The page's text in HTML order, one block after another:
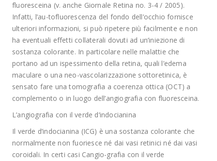
fluoresceina (v. anche Giornale Retina no. 3-4 / 2005).
Infatti, l’au-tofluorescenza del fondo dell’occhio fornisce
ulteriori informazioni, si può ripetere più facilmente e non
ha eventuali effetti collaterali dovuti ad un’iniezione di
sostanza colorante. In particolare nelle malattie che
portano ad un ispessimento della retina, quali l’edema
maculare o una neo-vascolarizzazione sottoretinica, è
sensato fare una tomografia a coerenza ottica (OCT) a
complemento o in luogo dell’angiografia con fluoresceina.
L’angiografia con il verde d’indocianina
Il verde d’indocianina (ICG) è una sostanza colorante che
normalmente non fuoriesce né dai vasi retinici né dai vasi
coroidali. In certi casi Cangio-grafia con il verde